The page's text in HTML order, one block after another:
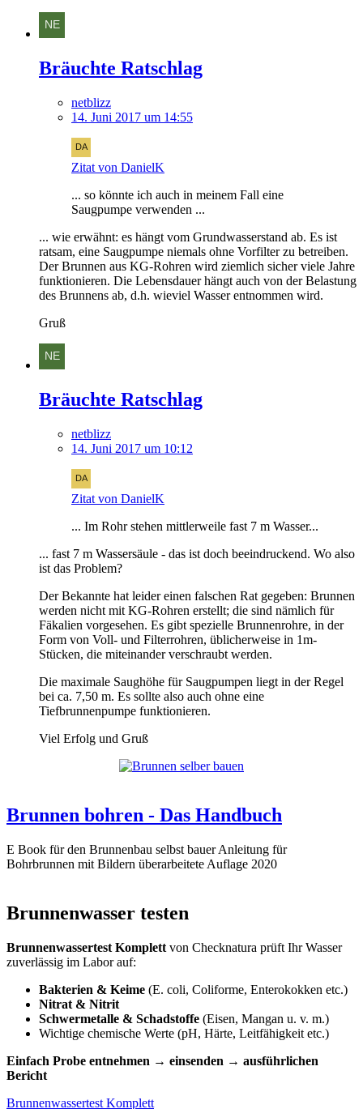
Bräuchte Ratschlag
netblizz
14. Juni 2017 um 14:55
Zitat von DanielK
... so könnte ich auch in meinem Fall eine
Saugpumpe verwenden ...
... wie erwähnt: es hängt vom Grundwasserstand ab. Es ist
ratsam, eine Saugpumpe niemals ohne Vorfilter zu betreiben.
Der Brunnen aus KG-Rohren wird ziemlich sicher viele Jahre
funktionieren. Die Lebensdauer hängt auch von der Belastung
des Brunnens ab, d.h. wieviel Wasser entnommen wird.
Gruß
Bräuchte Ratschlag
netblizz
14. Juni 2017 um 10:12
Zitat von DanielK
... Im Rohr stehen mittlerweile fast 7 m Wasser...
... fast 7 m Wassersäule - das ist doch beeindruckend. Wo also
ist das Problem?
Der Bekannte hat leider einen falschen Rat gegeben: Brunnen
werden nicht mit KG-Rohren erstellt; die sind nämlich für
Fäkalien vorgesehen. Es gibt spezielle Brunnenrohre, in der
Form von Voll- und Filterrohren, üblicherweise in 1m-
Stücken, die miteinander verschraubt werden.
Die maximale Saughöhe für Saugpumpen liegt in der Regel
bei ca. 7,50 m. Es sollte also auch ohne eine
Tiefbrunnenpumpe funktionieren.
Viel Erfolg und Gruß
Brunnen bohren - Das Handbuch
E Book für den Brunnenbau selbst bauer Anleitung für
Bohrbrunnen mit Bildern überarbeitete Auflage 2020
Brunnenwasser testen
Brunnenwassertest Komplett von Checknatura prüft Ihr Wasser
zuverlässig im Labor auf:
Bakterien & Keime (E. coli, Coliforme, Enterokokken etc.)
Nitrat & Nitrit
Schwermetalle & Schadstoffe (Eisen, Mangan u. v. m.)
Wichtige chemische Werte (pH, Härte, Leitfähigkeit etc.)
Einfach Probe entnehmen → einsenden → ausführlichen
Bericht
Brunnenwassertest Komplett